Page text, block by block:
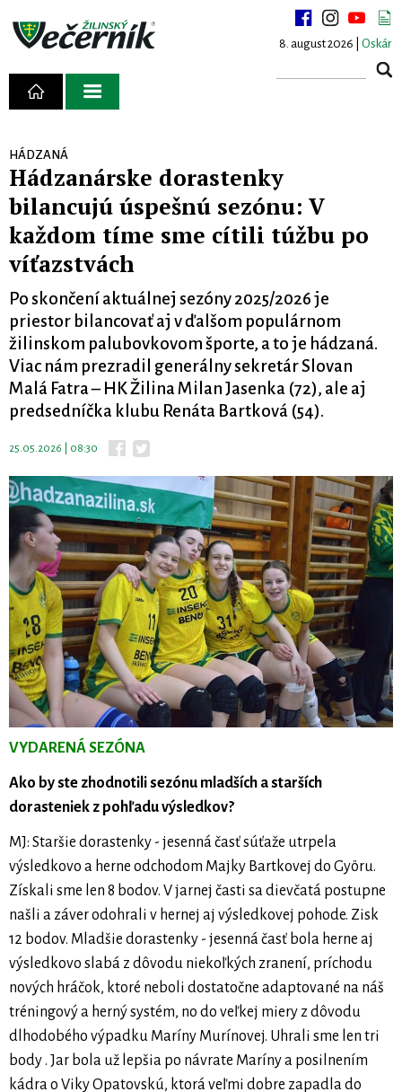
8. august 2026 | Oskár
HÁDZANÁ
Hádzanárske dorastenky
bilancujú úspešnú sezónu: V
každom tíme sme cítili túžbu po
víťazstvách
Po skončení aktuálnej sezóny 2025/2026 je
priestor bilancovať aj v ďalšom populárnom
žilinskom palubovkovom športe, a to je hádzaná.
Viac nám prezradil generálny sekretár Slovan
Malá Fatra – HK Žilina Milan Jasenka (72), ale aj
predsedníčka klubu Renáta Bartková (54).
25.05.2026 | 08:30
VYDARENÁ SEZÓNA
Ako by ste zhodnotili sezónu mladších a starších
dorasteniek z pohľadu výsledkov?
MJ: Staršie dorastenky - jesenná časť súťaže utrpela
výsledkovo a herne odchodom Majky Bartkovej do Györu.
Získali sme len 8 bodov. V jarnej časti sa dievčatá postupne
našli a záver odohrali v hernej aj výsledkovej pohode. Zisk
12 bodov. Mladšie dorastenky - jesenná časť bola herne aj
výsledkovo slabá z dôvodu niekoľkých zranení, príchodu
nových hráčok, ktoré neboli dostatočne adaptované na náš
tréningový a herný systém, no do veľkej miery z dôvodu
dlhodobého výpadku Maríny Murínovej. Uhrali sme len tri
body . Jar bola už lepšia po návrate Maríny a posilnením
kádra o Viky Opatovskú, ktorá veľmi dobre zapadla do